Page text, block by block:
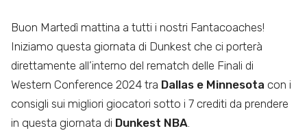
Buon Martedì mattina a tutti i nostri Fantacoaches!
Iniziamo questa giornata di Dunkest che ci porterà
direttamente all’interno del rematch delle Finali di
Western Conference 2024 tra Dallas e Minnesota con i
consigli sui migliori giocatori sotto i 7 crediti da prendere
in questa giornata di Dunkest NBA.